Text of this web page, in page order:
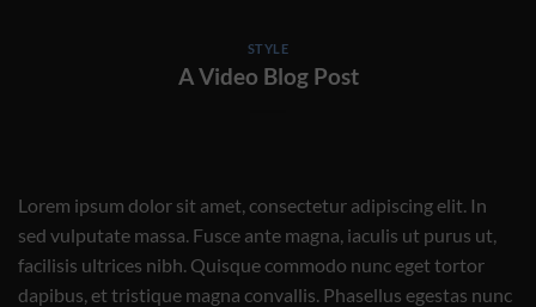
STYLE
A Video Blog Post
Lorem ipsum dolor sit amet, consectetur adipiscing elit. In
sed vulputate massa. Fusce ante magna, iaculis ut purus ut,
facilisis ultrices nibh. Quisque commodo nunc eget tortor
dapibus, et tristique magna convallis. Phasellus egestas nunc